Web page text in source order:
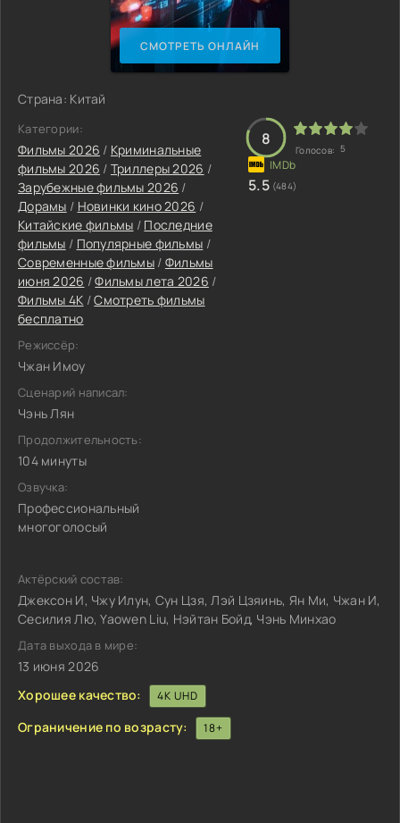
СМОТРЕТЬ ОНЛАЙН
Страна: Китай
Категории:
Фильмы 2026 / Криминальные
фильмы 2026 / Триллеры 2026 /
Зарубежные фильмы 2026 /
Дорамы / Новинки кино 2026 /
Китайские фильмы / Последние
фильмы / Популярные фильмы /
Современные фильмы / Фильмы
июня 2026 /Фильмы лета 2026 /
Фильмы 4K /Смотреть фильмы
бесплатно
Режиссёр:
Чжан Имоу
Сценарий написал:
Чэнь Лян
Продолжительность:
104 минуты
Озвучка:
Профессиональный
многоголосый
8
Голосов: 5
5.5 (484)
Актёрский состав:
Джексон И, Чжу Илун, Сун Цзя, Лэй Цзяинь, Ян Ми, Чжан И,
Сесилия Лю, Yaowen Liu, Нэйтан Бойд, Чэнь Минхао
Дата выхода в мире:
13 июня 2026
Хорошее качество:
4K UHD
Ограничение по возрасту: 18+